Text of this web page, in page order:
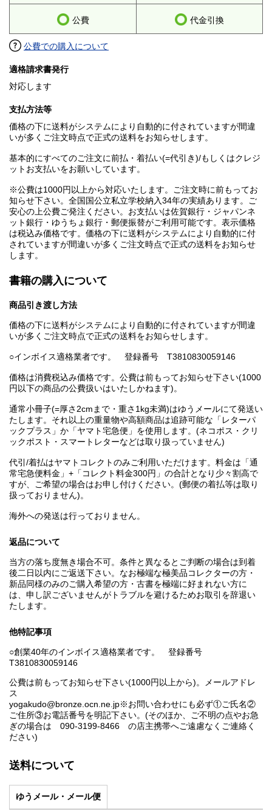
公費 代金引換
公費での購入について
適格請求書発行
対応します
支払方法等
価格の下に送料がシステムにより自動的に付されていますが間違
いが多くご注文時点で正式の送料をお知らせします。
基本的にすべてのご注文に前払・着払い(=代引き)/もしくはクレジ
ットお支払いをお願いしています。
※公費は1000円以上から対応いたします。ご注文時に前もってお
知らせ下さい。全国国公立私立学校納入34年の実績あります。ご
安心の上公費ご発注ください。お支払いは佐賀銀行・ジャパンネ
ット銀行・ゆうちょ銀行・郵便振替がご利用可能です。表示価格
は税込み価格です。価格の下に送料がシステムにより自動的に付
されていますが間違いが多くご注文時点で正式の送料をお知らせ
します。
書籍の購入について
商品引き渡し方法
価格の下に送料がシステムにより自動的に付されていますが間違
いが多くご注文時点で正式の送料をお知らせします。
○インボイス適格業者です。 登録番号 T3810830059146
価格は消費税込み価格です。公費は前もってお知らせ下さい(1000
円以下の商品の公費扱いはいたしかねます)。
通常小冊子(=厚さ2cmまで・重さ1kg未満)はゆうメールにて発送い
たします。それ以上の重量物や高額商品は追跡可能な「レターパ
ックプラス」か「ヤマト宅急便」を使用します。(ネコポス・クリ
ックポスト・スマートレターなどは取り扱っていません)
代引/着払はヤマトコレクトのみご利用いただけます。料金は「通
常宅急便料金」+「コレクト料金300円」の合計となり少々割高で
すが、ご希望の場合はお申し付けください。(郵便の着払等は取り
扱っておりません)。
海外への発送は行っておりません。
返品について
当方の落ち度無き場合不可。条件と異なるとご判断の場合は到着
後二日以内にご返送下さい。なお極端な極美品コレクターの方・
新品同様のみのご購入希望の方・古書を極端に好まれない方に
は、申し訳ございませんがトラブルを避けるためお取引を辞退い
たします。
他特記事項
○創業40年のインボイス適格業者です。 登録番号
T3810830059146
公費は前もってお知らせ下さい(1000円以上から)。メールアドレ
ス
yogakudo@bronze.ocn.ne.jp※お問い合わせにも必ず①ご氏名②
ご住所③お電話番号を明記下さい。(そのほか、ご不明の点やお急
ぎの場合は 090-3199-8466 の店主携帯へご遠慮なくご連絡く
ださい)
送料について
ゆうメール・メール便